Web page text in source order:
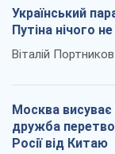
Український
Путіна нічого
Віталій Портников
Москва висуває
дружба
Росії від Китаю